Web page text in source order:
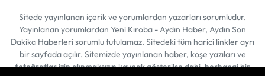
Sitede yayınlanan içerik ve yorumlardan yazarları sorumludur.
Yayınlanan yorumlardan Yeni Kıroba - Aydın Haber, Aydın Son
Dakika Haberleri sorumlu tutulamaz. Sitedeki tüm harici linkler ayrı
bir sayfada açılır. Sitemizde yayınlanan haber, köşe yazıları ve
fotoğraflar izin alınmaksızın kaynak gösterilse dahi, herhangi bir